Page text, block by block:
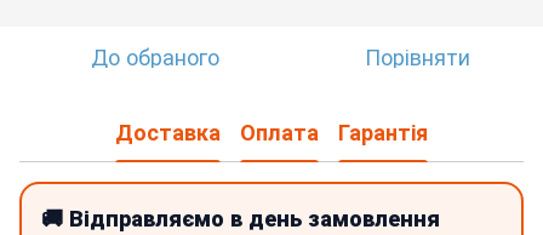
До обраного Порівняти
Доставка Оплата Гарантія
🚚 Відправляємо в день замовлення